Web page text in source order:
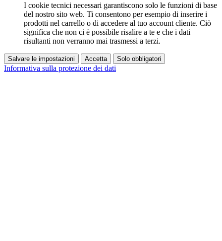
I cookie tecnici necessari garantiscono solo le funzioni di base
del nostro sito web. Ti consentono per esempio di inserire i
prodotti nel carrello o di accedere al tuo account cliente. Ciò
significa che non ci è possibile risalire a te e che i dati
risultanti non verranno mai trasmessi a terzi.
Salvare le impostazioni Accetta Solo obbligatori
Informativa sulla protezione dei dati